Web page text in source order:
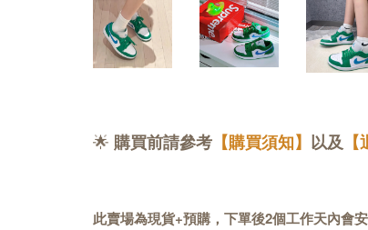
🌟 購買前請參考 【購買須知】 以及
此賣場為現貨+預購，下單後2個工作天內會安